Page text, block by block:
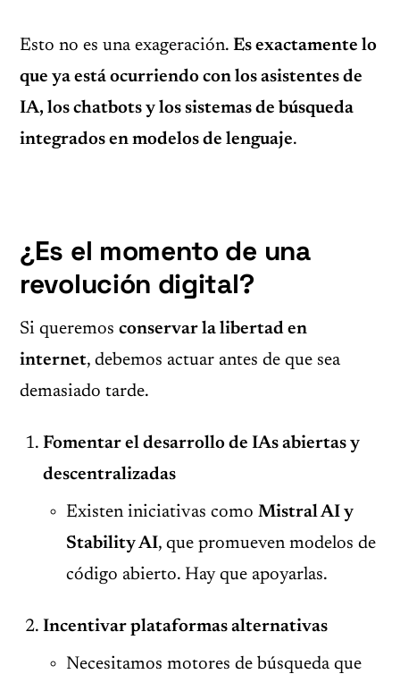
Esto no es una exageración. Es exactamente lo
que ya está ocurriendo con los asistentes de
IA, los chatbots y los sistemas de búsqueda
integrados en modelos de lenguaje.
¿Es el momento de una
revolución digital?
Si queremos conservar la libertad en
internet, debemos actuar antes de que sea
demasiado tarde.
Fomentar el desarrollo de IAs abiertas y
descentralizadas
Existen iniciativas como Mistral AI y
Stability AI, que promueven modelos de
código abierto. Hay que apoyarlas.
Incentivar plataformas alternativas
Necesitamos motores de búsqueda que